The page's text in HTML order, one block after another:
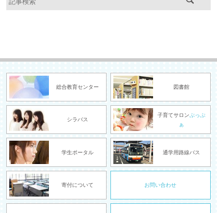
総合教育センター 図書館
シラバス
子育てサロンぷっぷ
ぁ
学生ポータル 通学用路線バス
寄付について お問い合わせ